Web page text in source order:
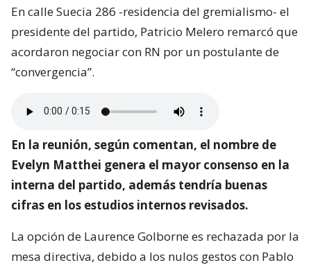
En calle Suecia 286 -residencia del gremialismo- el
presidente del partido, Patricio Melero remarcó que
acordaron negociar con RN por un postulante de
“convergencia”.
En la reunión, según comentan, el nombre de
Evelyn Matthei genera el mayor consenso en la
interna del partido, además tendría buenas
cifras en los estudios internos revisados.
La opción de Laurence Golborne es rechazada por la
mesa directiva, debido a los nulos gestos con Pablo